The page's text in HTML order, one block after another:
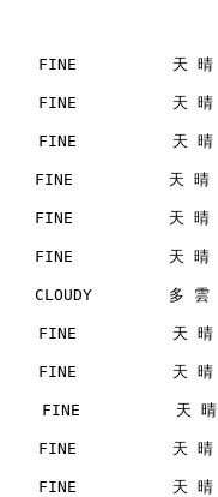
FINE          天 晴
FINE          天 晴
FINE          天 晴
FINE          天 晴
FINE          天 晴
FINE          天 晴
CLOUDY        多 雲
FINE          天 晴
FINE          天 晴
FINE          天 晴
FINE          天 晴
FINE          天 晴